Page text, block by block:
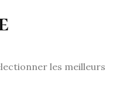
les meilleurs